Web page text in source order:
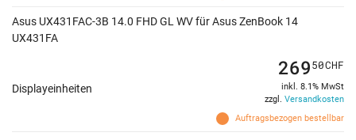
Asus UX431FAC-3B 14.0 FHD GL WV für Asus ZenBook 14
UX431FA
Displayeinheiten
Auftragsbezogen bestellbar
26950CHF
inkl. 8.1% MwSt
zzgl. Versandkosten